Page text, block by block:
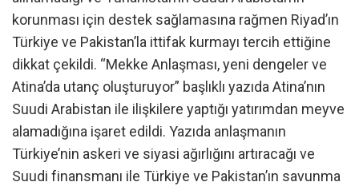
korunması için destek sağlamasına rağmen Riyad’ın
Türkiye ve Pakistan’la ittifak kurmayı tercih ettiğine
dikkat çekildi. “Mekke Anlaşması, yeni dengeler ve
Atina’da utanç oluşturuyor” başlıklı yazıda Atina’nın
Suudi Arabistan ile ilişkilere yaptığı yatırımdan meyve
alamadığına işaret edildi. Yazıda anlaşmanın
Türkiye’nin askeri ve siyasi ağırlığını artıracağı ve
Suudi finansmanı ile Türkiye ve Pakistan’ın savunma